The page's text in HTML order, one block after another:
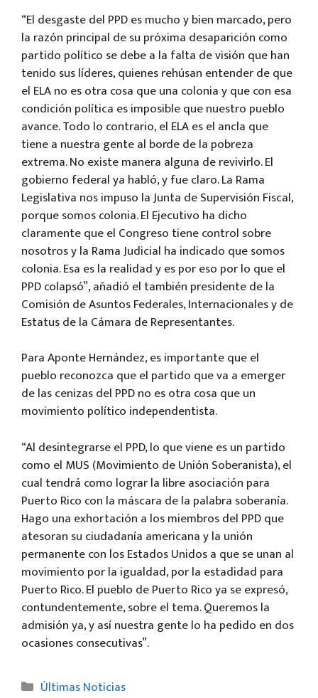
“El desgaste del PPD es mucho y bien marcado, pero
la razón principal de su próxima desaparición como
partido político se debe a la falta de visión que han
tenido sus líderes, quienes rehúsan entender de que
el ELA no es otra cosa que una colonia y que con esa
condición política es imposible que nuestro pueblo
avance. Todo lo contrario, el ELA es el ancla que
tiene a nuestra gente al borde de la pobreza
extrema. No existe manera alguna de revivirlo. El
gobierno federal ya habló, y fue claro. La Rama
Legislativa nos impuso la Junta de Supervisión Fiscal,
porque somos colonia. El Ejecutivo ha dicho
claramente que el Congreso tiene control sobre
nosotros y la Rama Judicial ha indicado que somos
colonia. Esa es la realidad y es por eso por lo que el
PPD colapsó”, añadió el también presidente de la
Comisión de Asuntos Federales, Internacionales y de
Estatus de la Cámara de Representantes.
Para Aponte Hernández, es importante que el
pueblo reconozca que el partido que va a emerger
de las cenizas del PPD no es otra cosa que un
movimiento político independentista.
“Al desintegrarse el PPD, lo que viene es un partido
como el MUS (Movimiento de Unión Soberanista), el
cual tendrá como lograr la libre asociación para
Puerto Rico con la máscara de la palabra soberanía.
Hago una exhortación a los miembros del PPD que
atesoran su ciudadanía americana y la unión
permanente con los Estados Unidos a que se unan al
movimiento por la igualdad, por la estadidad para
Puerto Rico. El pueblo de Puerto Rico ya se expresó,
contundentemente, sobre el tema. Queremos la
admisión ya, y así nuestra gente lo ha pedido en dos
ocasiones consecutivas”.
Categorías
Últimas Noticias